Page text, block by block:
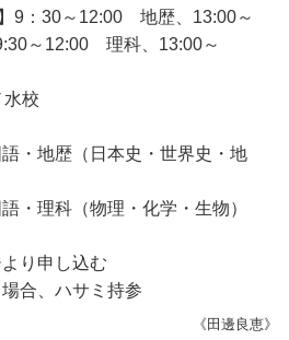
9：30～12:00 地歴、13:00～
～12:00 理科、13:00～
校
語・地歴（日本史・世界史・地
・理科（物理・化学・生物）
り申し込む
合、ハサミ持参
《田邊良恵》